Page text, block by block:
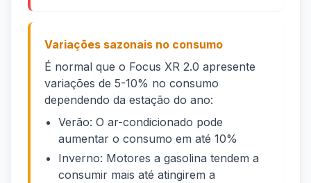
Variações sazonais no consumo
É normal que o Focus XR 2.0 apresente
variações de 5-10% no consumo
dependendo da estação do ano:
Verão: O ar-condicionado pode
aumentar o consumo em até 10%
Inverno: Motores a gasolina tendem a
consumir mais até atingirem a